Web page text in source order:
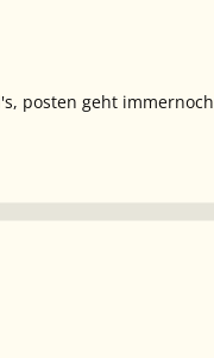
posten geht immernoch